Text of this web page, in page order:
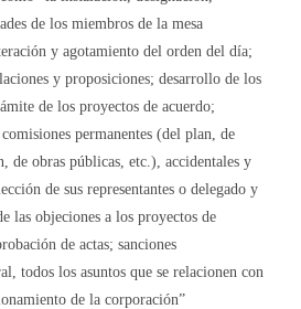
de los miembros de la mesa
y agotamiento del orden del día;
y proposiciones; desarrollo de los
de los proyectos de acuerdo;
permanentes (del plan, de
de obras públicas, etc.), accidentales y
de sus representantes o delegado y
las objeciones a los proyectos de
de actas; sanciones
todos los asuntos que se relacionen con
de la corporación”